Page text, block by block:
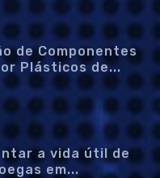
de Componentes
Plásticos de...
a vida útil de
em...